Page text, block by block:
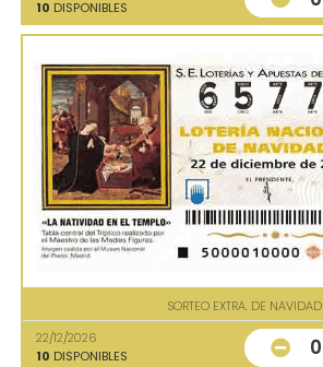
10 DISPONIBLES
SORTEO EXTRA. DE NAVIDAD
22/12/2026
10 DISPONIBLES 0